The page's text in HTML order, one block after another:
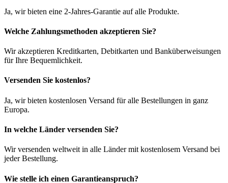
Ja, wir bieten eine 2-Jahres-Garantie auf alle Produkte.
Welche Zahlungsmethoden akzeptieren Sie?
Wir akzeptieren Kreditkarten, Debitkarten und Banküberweisungen
für Ihre Bequemlichkeit.
Versenden Sie kostenlos?
Ja, wir bieten kostenlosen Versand für alle Bestellungen in ganz
Europa.
In welche Länder versenden Sie?
Wir versenden weltweit in alle Länder mit kostenlosem Versand bei
jeder Bestellung.
Wie stelle ich einen Garantieanspruch?